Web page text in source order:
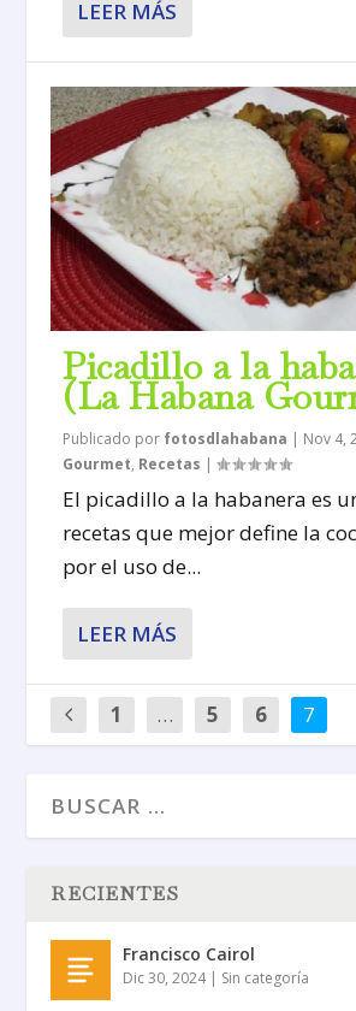
LEER MÁS
Picadillo a la
(La Habana
Publicado por fotosdlahabana | Nov 4,
Gourmet, Recetas |
El picadillo a la habanera es
recetas que mejor define la
por el uso de...
LEER MÁS
1 … 5 6 7
RECIENTES
Francisco Cairol
Dic 30, 2024| Sin categoría